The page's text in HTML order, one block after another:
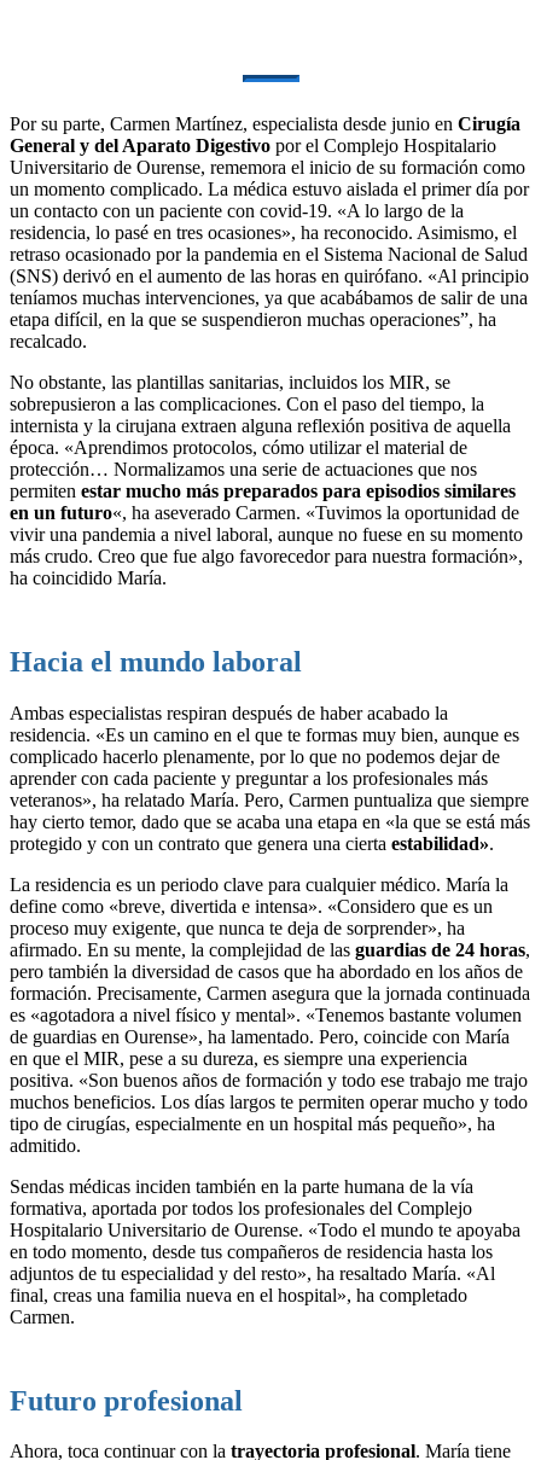
Por su parte, Carmen Martínez, especialista desde junio en Cirugía
General y del Aparato Digestivo por el Complejo Hospitalario
Universitario de Ourense, rememora el inicio de su formación como
un momento complicado. La médica estuvo aislada el primer día por
un contacto con un paciente con covid-19. «A lo largo de la
residencia, lo pasé en tres ocasiones», ha reconocido. Asimismo, el
retraso ocasionado por la pandemia en el Sistema Nacional de Salud
(SNS) derivó en el aumento de las horas en quirófano. «Al principio
teníamos muchas intervenciones, ya que acabábamos de salir de una
etapa difícil, en la que se suspendieron muchas operaciones”, ha
recalcado.
No obstante, las plantillas sanitarias, incluidos los MIR, se
sobrepusieron a las complicaciones. Con el paso del tiempo, la
internista y la cirujana extraen alguna reflexión positiva de aquella
época. «Aprendimos protocolos, cómo utilizar el material de
protección… Normalizamos una serie de actuaciones que nos
permiten estar mucho más preparados para episodios similares
en un futuro«, ha aseverado Carmen. «Tuvimos la oportunidad de
vivir una pandemia a nivel laboral, aunque no fuese en su momento
más crudo. Creo que fue algo favorecedor para nuestra formación»,
ha coincidido María.
Hacia el mundo laboral
Ambas especialistas respiran después de haber acabado la
residencia. «Es un camino en el que te formas muy bien, aunque es
complicado hacerlo plenamente, por lo que no podemos dejar de
aprender con cada paciente y preguntar a los profesionales más
veteranos», ha relatado María. Pero, Carmen puntualiza que siempre
hay cierto temor, dado que se acaba una etapa en «la que se está más
protegido y con un contrato que genera una cierta estabilidad».
La residencia es un periodo clave para cualquier médico. María la
define como «breve, divertida e intensa». «Considero que es un
proceso muy exigente, que nunca te deja de sorprender», ha
afirmado. En su mente, la complejidad de las guardias de 24 horas,
pero también la diversidad de casos que ha abordado en los años de
formación. Precisamente, Carmen asegura que la jornada continuada
es «agotadora a nivel físico y mental». «Tenemos bastante volumen
de guardias en Ourense», ha lamentado. Pero, coincide con María
en que el MIR, pese a su dureza, es siempre una experiencia
positiva. «Son buenos años de formación y todo ese trabajo me trajo
muchos beneficios. Los días largos te permiten operar mucho y todo
tipo de cirugías, especialmente en un hospital más pequeño», ha
admitido.
Sendas médicas inciden también en la parte humana de la vía
formativa, aportada por todos los profesionales del Complejo
Hospitalario Universitario de Ourense. «Todo el mundo te apoyaba
en todo momento, desde tus compañeros de residencia hasta los
adjuntos de tu especialidad y del resto», ha resaltado María. «Al
final, creas una familia nueva en el hospital», ha completado
Carmen.
Futuro profesional
Ahora, toca continuar con la trayectoria profesional. María tiene